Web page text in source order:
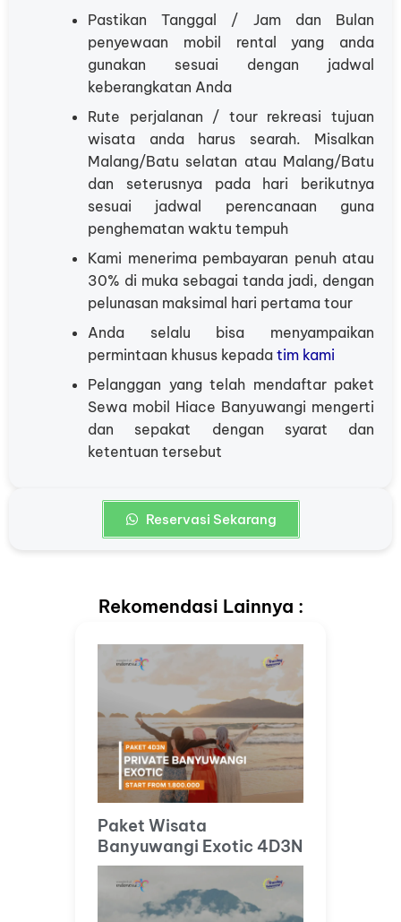
Pastikan Tanggal / Jam dan Bulan
penyewaan mobil rental yang anda
gunakan sesuai dengan jadwal
keberangkatan Anda
Rute perjalanan / tour rekreasi tujuan
wisata anda harus searah. Misalkan
Malang/Batu selatan atau Malang/Batu
dan seterusnya pada hari berikutnya
sesuai jadwal perencanaan guna
penghematan waktu tempuh
Kami menerima pembayaran penuh atau
30% di muka sebagai tanda jadi, dengan
pelunasan maksimal hari pertama tour
Anda selalu bisa menyampaikan
permintaan khusus kepada tim kami
Pelanggan yang telah mendaftar paket
Sewa mobil Hiace Banyuwangi mengerti
dan sepakat dengan syarat dan
ketentuan tersebut
Reservasi Sekarang
Rekomendasi Lainnya :
Paket Wisata
Banyuwangi Exotic 4D3N